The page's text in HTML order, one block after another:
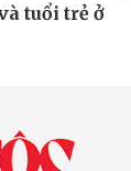
tuổi trẻ ở